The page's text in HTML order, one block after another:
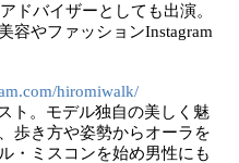
ドバイザーとしても出演。
容やファッションInstagram
hiromiwalk/
ト。モデル独自の美しく魅
歩き方や姿勢からオーラを
・ミスコンを始め男性にも